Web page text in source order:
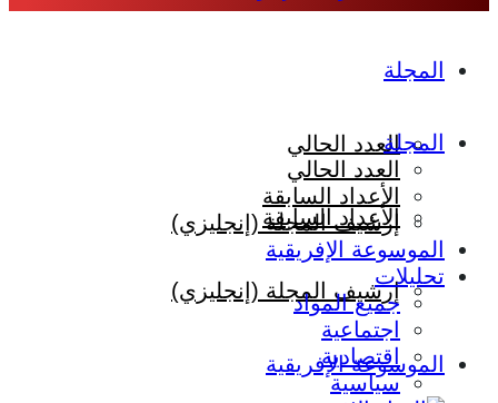
المجلة
العدد الحالي
الأعداد السابقة
إرشيف المجلة (إنجليزي)
الموسوعة الإفريقية
المجلة
العدد الحالي
الأعداد السابقة
إرشيف المجلة (إنجليزي)
الموسوعة الإفريقية
تحليلات
جميع المواد
اجتماعية
اقتصادية
سياسية